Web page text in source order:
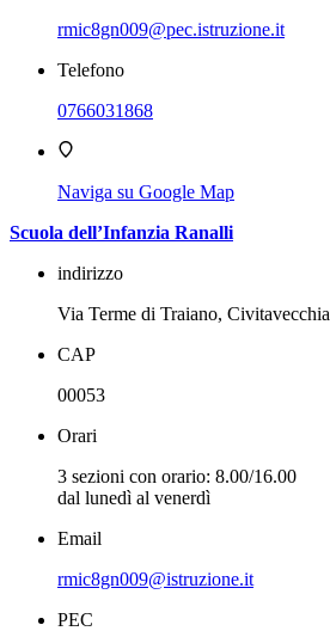
rmic8gn009@pec.istruzione.it
Telefono
0766031868
Naviga su Google Map
Scuola dell’Infanzia Ranalli
indirizzo
Via Terme di Traiano, Civitavecchia
CAP
00053
Orari
3 sezioni con orario: 8.00/16.00
dal lunedì al venerdì
Email
rmic8gn009@istruzione.it
PEC